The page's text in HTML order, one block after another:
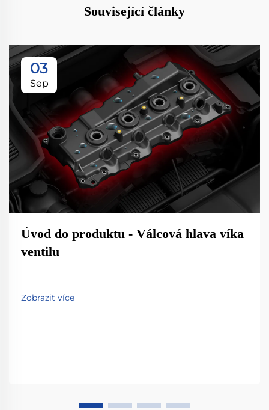
Související články
03
Sep
Úvod do produktu - Válcová hlava víka
ventilu
Zobrazit více